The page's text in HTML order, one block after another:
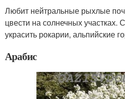
Любит нейтральные рыхлые
цвести на солнечных
украсить рокарии, альпийские
Арабис